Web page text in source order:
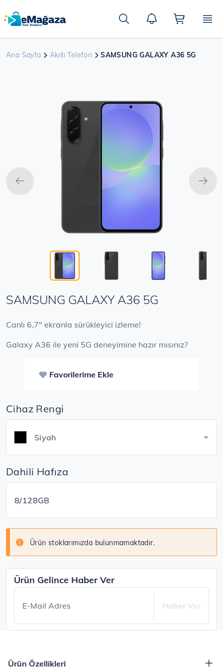
içeriğe
Ara
Ana Sayfa Akıllı Telefon SAMSUNG GALAXY A36 5G
SAMSUNG GALAXY A36 5G
​​Canlı 6,7" ekranla sürükleyici izleme!
Galaxy A36 ile yeni 5G deneyimine hazır mısınız?
Favorilerime Ekle
Cihaz Rengi
Siyah
Dahili Hafıza
8/128GB
Ürün stoklarımızda bulunmamaktadır.
Ürün Gelince Haber Ver
Haber Ver
E-Mail Adres
Ürün Özellikleri